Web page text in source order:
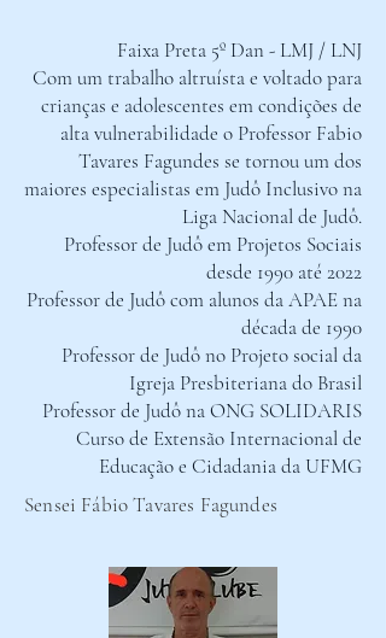
Faixa Preta 5º Dan - LMJ / LNJ
Com um trabalho altruísta e voltado para
crianças e adolescentes em condições de
alta vulnerabilidade o Professor Fabio
Tavares Fagundes se tornou um dos
maiores especialistas em Judô Inclusivo na
Liga Nacional de Judô.
Professor de Judô em Projetos Sociais
desde 1990 até 2022
Professor de Judô com alunos da APAE na
década de 1990
Professor de Judô no Projeto social da
Igreja Presbiteriana do Brasil
Professor de Judô na ONG SOLIDARIS
Curso de Extensão Internacional de
Educação e Cidadania da UFMG
Sensei Fábio Tavares Fagundes